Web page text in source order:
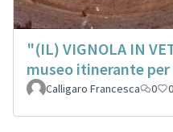
"(IL) VIGNOLA IN
museo itinerante
Calligaro Francesca 0 0